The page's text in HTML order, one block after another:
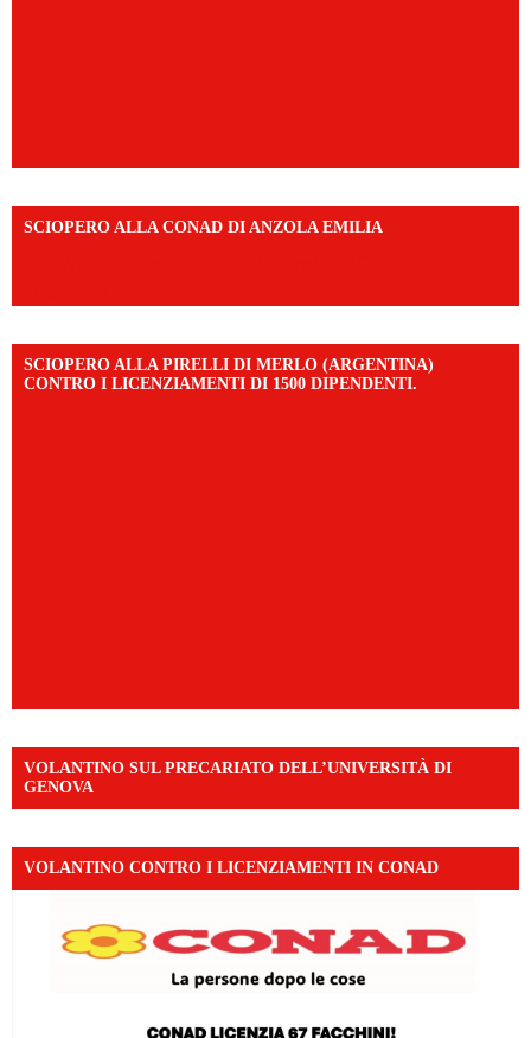
SCIOPERO ALLA CONAD DI ANZOLA EMILIA
SCIOPERO ALLA PIRELLI DI MERLO (ARGENTINA)
CONTRO I LICENZIAMENTI DI 1500 DIPENDENTI.
VOLANTINO SUL PRECARIATO DELL’UNIVERSITÀ DI
GENOVA
VOLANTINO CONTRO I LICENZIAMENTI IN CONAD